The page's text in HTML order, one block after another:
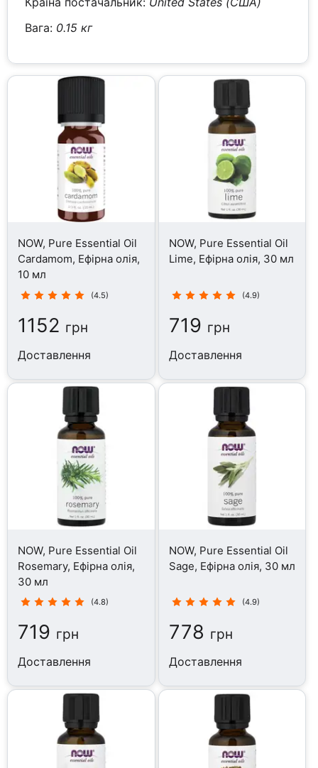
Вага: 0.15 кг
NOW, Pure Essential Oil
Cardamom, Ефірна олія,
10 мл
(4.5)
1152 грн
Доставлення
NOW, Pure Essential Oil
Lime, Ефірна олія, 30 мл
(4.9)
719 грн
Доставлення
NOW, Pure Essential Oil
Rosemary, Ефірна олія,
30 мл
(4.8)
719 грн
Доставлення
NOW, Pure Essential Oil
Sage, Ефірна олія, 30 мл
(4.9)
778 грн
Доставлення